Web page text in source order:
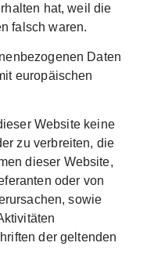
hat, weil die
falsch waren.
Daten
europäischen
Website keine
zu verbreiten, die
dieser Website,
oder von
sowie
der geltenden